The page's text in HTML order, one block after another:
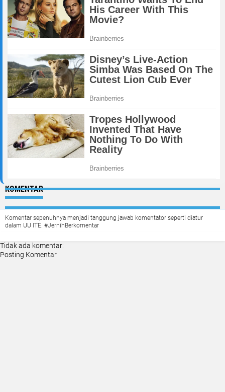
KOMENTAR
Komentar sepenuhnya menjadi tanggung jawab komentator seperti diatur
dalam UU ITE. #JernihBerkomentar
Tidak ada komentar:
Posting Komentar